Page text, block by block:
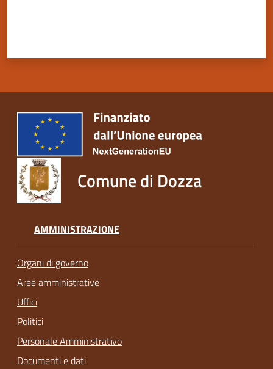
su
Comune di Dozza
AMMINISTRAZIONE
Organi di governo
Aree amministrative
Uffici
Politici
Personale Amministrativo
Documenti e dati